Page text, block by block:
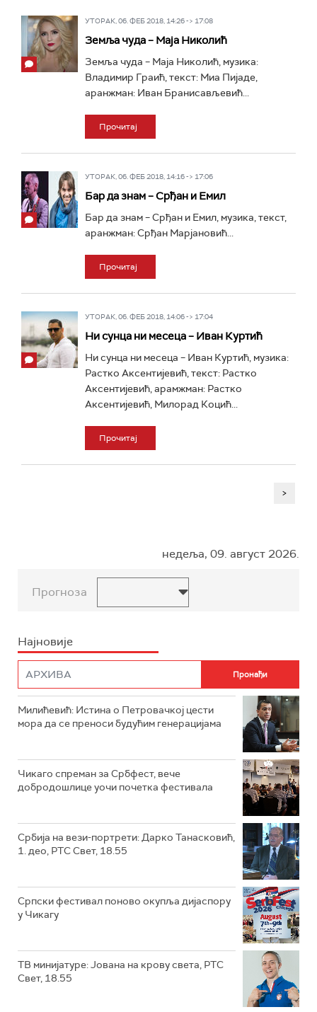
УТОРАК, 06. ФЕБ 2018, 14:26 -> 17:08
Земља чуда – Маја Николић
Земља чуда – Маја Николић, музика:
Владимир Граић, текст: Миа Пијаде,
аранжман: Иван Бранисављевић...
Прочитај
УТОРАК, 06. ФЕБ 2018, 14:16 -> 17:06
Бар да знам – Срђан и Емил
Бар да знам – Срђан и Емил, музика, текст,
аранжман: Срђан Марјановић...
Прочитај
УТОРАК, 06. ФЕБ 2018, 14:06 -> 17:04
Ни сунца ни месеца – Иван Куртић
Ни сунца ни месеца – Иван Куртић, музика:
Растко Аксентијевић, текст: Растко
Аксентијевић, арамжман: Растко
Аксентијевић, Милорад Коцић...
Прочитај
>
недеља, 09. август 2026.
Прогноза
Најновије
Милићевић: Истина о Петровачкој цести
мора да се преноси будућим генерацијама
Чикаго спреман за Србфест, вече
добродошлице уочи почетка фестивала
Србија на вези-портрети: Дарко Танасковић,
1. део, РТС Свет, 18.55
Српски фестивал поново окупља дијаспору
у Чикагу
ТВ минијатуре: Јована на крову света, РТС
Свет, 18.55